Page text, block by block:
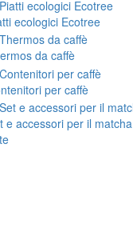
ecologici Ecotree
da caffè
per caffè
e accessori per il matcha